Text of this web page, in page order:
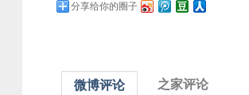
分享给你的圈子
微博评论 之家评论